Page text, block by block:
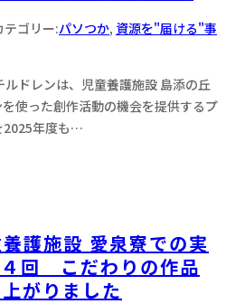
テゴリー:パソつか, 資源を"届ける"事
ドレンは、児童養護施設 島添の丘
使った創作活動の機会を提供するプ
2025年度も…
護施設 愛泉寮での実
回 こだわりの作品
がりました